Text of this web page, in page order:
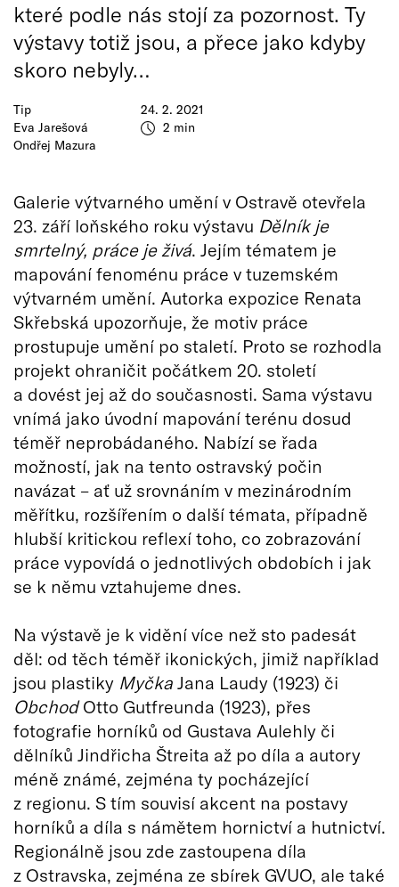
Tip
Eva Jarešová
Ondřej Mazura
24. 2. 2021
2 min
které podle nás stojí za pozornost. Ty
výstavy totiž jsou, a přece jako kdyby
skoro nebyly…
Galerie výtvarného umění v Ostravě otevřela
23. září loňského roku výstavu Dělník je
smrtelný, práce je živá. Jejím tématem je
mapování fenoménu práce v tuzemském
výtvarném umění. Autorka expozice Renata
Skřebská upozorňuje, že motiv práce
prostupuje umění po staletí. Proto se rozhodla
projekt ohraničit počátkem 20. století
a dovést jej až do současnosti. Sama výstavu
vnímá jako úvodní mapování terénu dosud
téměř neprobádaného. Nabízí se řada
možností, jak na tento ostravský počin
navázat – ať už srovnáním v mezinárodním
měřítku, rozšířením o další témata, případně
hlubší kritickou reflexí toho, co zobrazování
práce vypovídá o jednotlivých obdobích i jak
se k němu vztahujeme dnes.
Na výstavě je k vidění více než sto padesát
děl: od těch téměř ikonických, jimiž například
jsou plastiky Myčka Jana Laudy (1923) či
ObchodOtto Gutfreunda (1923), přes
fotografie horníků od Gustava Aulehly či
dělníků Jindřicha Štreita až po díla a autory
méně známé, zejména ty pocházející
z regionu. S tím souvisí akcent na postavy
horníků a díla s námětem hornictví a hutnictví.
Regionálně jsou zde zastoupena díla
z Ostravska, zejména ze sbírek GVUO, ale také